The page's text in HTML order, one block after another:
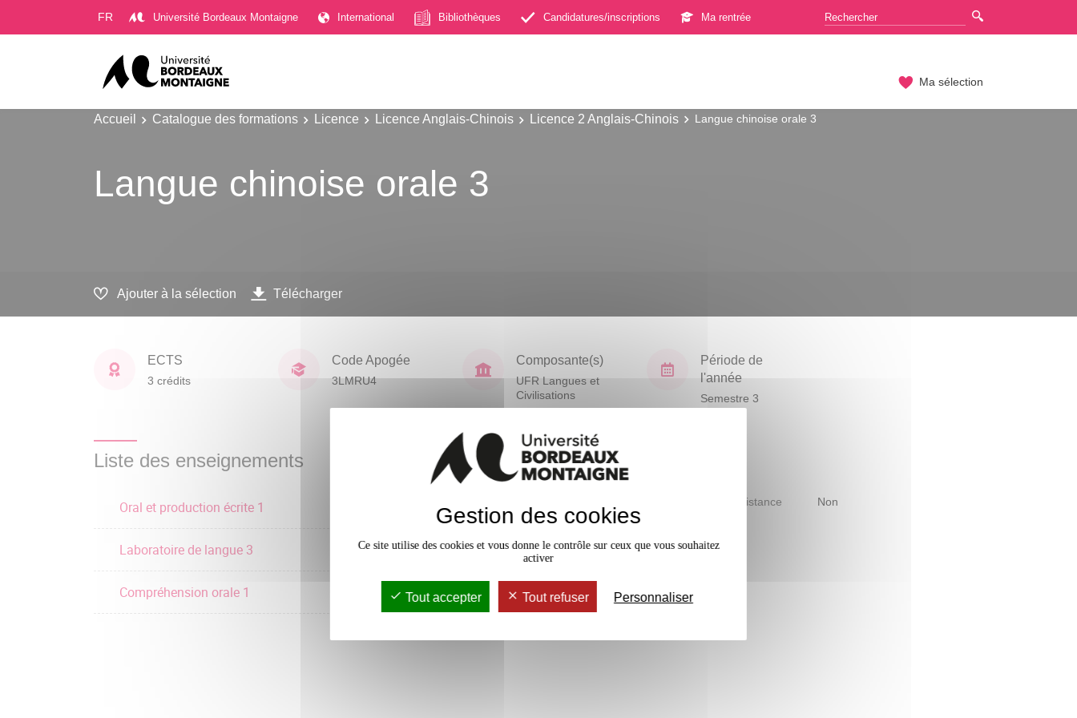
FR Université Bordeaux Montaigne International Bibliothèques Candidatures/inscriptions Ma rentrée
Ma sélection
Accueil Catalogue des formations Licence Licence Anglais-Chinois Licence 2 Anglais-Chinois Langue chinoise orale 3
Langue chinoise orale 3
Ajouter à la sélection Télécharger
ECTS
3 crédits
Code Apogée
3LMRU4
Composante(s)
UFR Langues et
Civilisations
Période de
l'année
Semestre 3
Liste des enseignements
Oral et production écrite 1 1 crédits
Laboratoire de langue 3 1 crédits
Compréhension orale 1 1 crédits
Accessible à distance Non
Gestion des cookies
Ce site utilise des cookies et vous donne le contrôle sur ceux que vous souhaitez
activer
Tout accepter Tout refuser Personnaliser